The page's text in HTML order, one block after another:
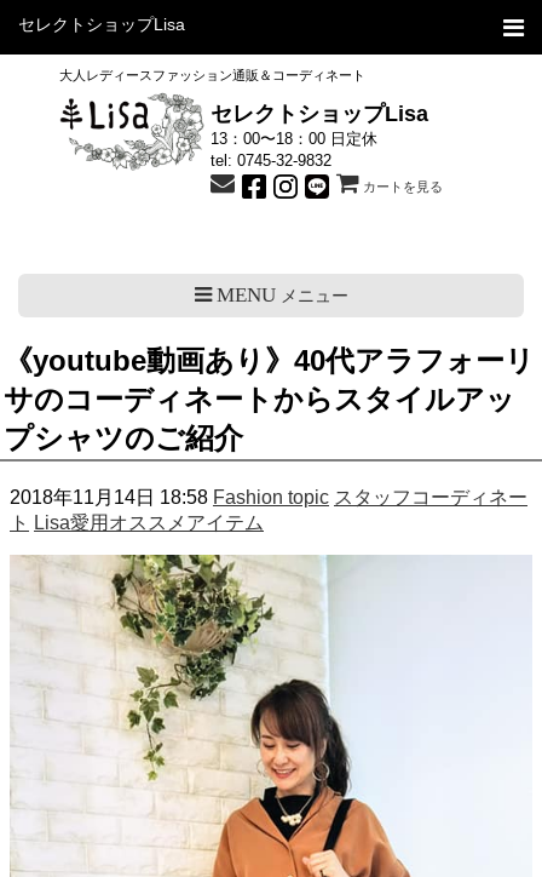
セレクトショップLisa
大人レディースファッション通販＆コーディネート
セレクトショップLisa
13：00〜18：00 日定休
tel: 0745-32-9832
カートを見る
MENUメニュー
《youtube動画あり》40代アラフォーリ
サのコーディネートからスタイルアッ
プシャツのご紹介
2018年11月14日 18:58 Fashion topic スタッフコーディネー
ト
Lisa愛用オススメアイテム